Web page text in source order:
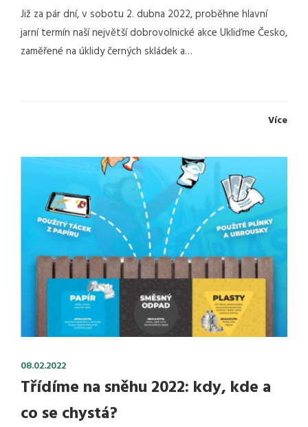
Již za pár dní, v sobotu 2. dubna 2022, proběhne hlavní
jarní termín naší největší dobrovolnické akce Ukliďme Česko,
zaměřené na úklidy černých skládek a…
Více
08.02.2022
Třídíme na sněhu 2022: kdy, kde a
co se chystá?